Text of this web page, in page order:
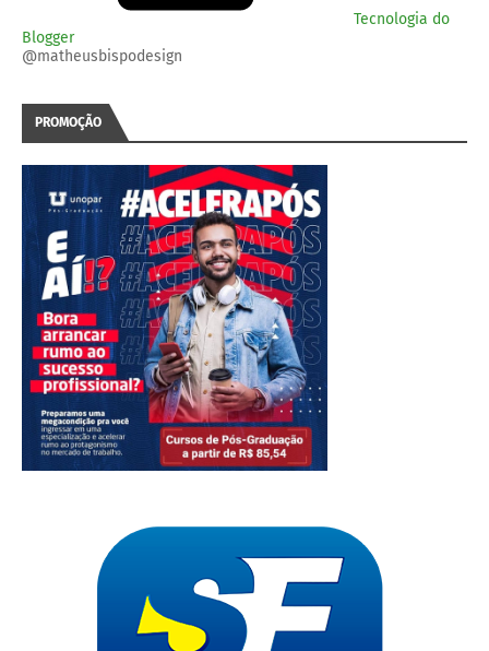
Tecnologia do
Blogger
@matheusbispodesign
PROMOÇÃO